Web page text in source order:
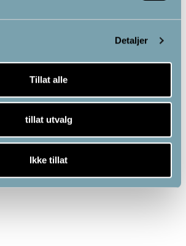
Detaljer
Tillat alle
tillat utvalg
Ikke tillat